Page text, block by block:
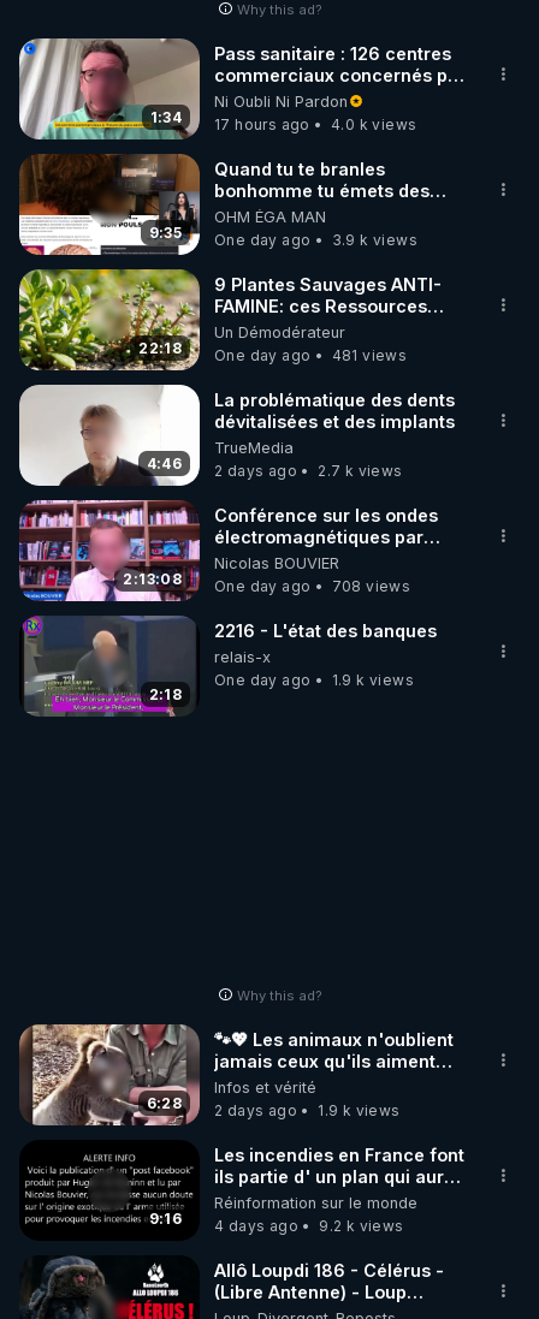
Why this ad?
1:34
Pass sanitaire : 126 centres
commerciaux concernés par
l'obligation dans toute la
France
Ni Oubli Ni Pardon
17 hours ago
4.0 k views
9:35
Quand tu te branles
bonhomme tu émets des
ondes ils ont juste omis de
t'expliquer
OHM ÉGA MAN
One day ago
3.9 k views
22:18
9 Plantes Sauvages ANTI-
FAMINE: ces Ressources
JARDIN&des Haies
Un Démodérateur
One day ago
481 views
4:46
La problématique des dents
dévitalisées et des implants
TrueMedia
2 days ago
2.7 k views
2:13:08
Conférence sur les ondes
électromagnétiques par
Grégoire Caustru et Bart de
Wever !
Nicolas BOUVIER
One day ago
708 views
2:18
2216 - L'état des banques
relais-x
One day ago
1.9 k views
Why this ad?
6:28
🐾💖 Les animaux n'oublient
jamais ceux qu'ils aiment…
🥹❤️
Infos et vérité
2 days ago
1.9 k views
9:16
Les incendies en France font
ils partie d' un plan qui aurait
débuté le 11 septembre 2001
?
Réinformation sur le monde
4 days ago
9.2 k views
Allô Loupdi 186 - Célérus -
(Libre Antenne) - Loup
Divergent 2026.08.06